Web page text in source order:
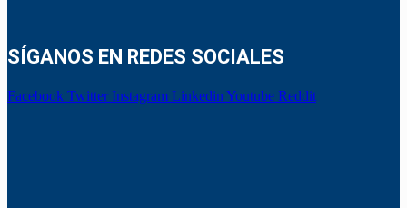
SÍGANOS EN REDES SOCIALES
Facebook Twitter Instagram Linkedin Youtube Reddit